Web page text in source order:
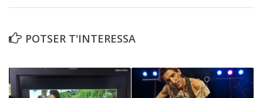
POTSER T'INTERESSA